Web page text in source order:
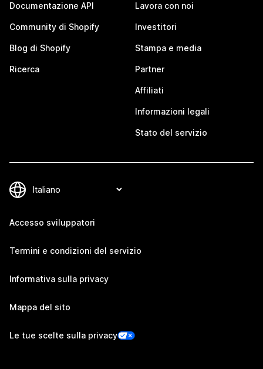
Documentazione API
Community di Shopify
Blog di Shopify
Ricerca
Lavora con noi
Investitori
Stampa e media
Partner
Affiliati
Informazioni legali
Stato del servizio
Accesso sviluppatori
Termini e condizioni del servizio
Informativa sulla privacy
Mappa del sito
Le tue scelte sulla privacy